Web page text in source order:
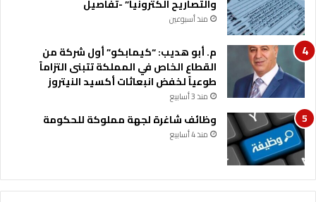
ا
ل
ع
ا
م
ة
والتصاريح الكترونيا” -تفاصيل
منذ أسبوعين
م. أبو هديب: “كيمابكو” أول شركة من
القطاع الخاص في المملكة تتبنى التزاماً
طوعياً لخفض انبعاثات أكسيد النيتروز
منذ 3 أسابيع
وظائف شاغرة لجهة مملوكة للحكومة
منذ 4 أسابيع